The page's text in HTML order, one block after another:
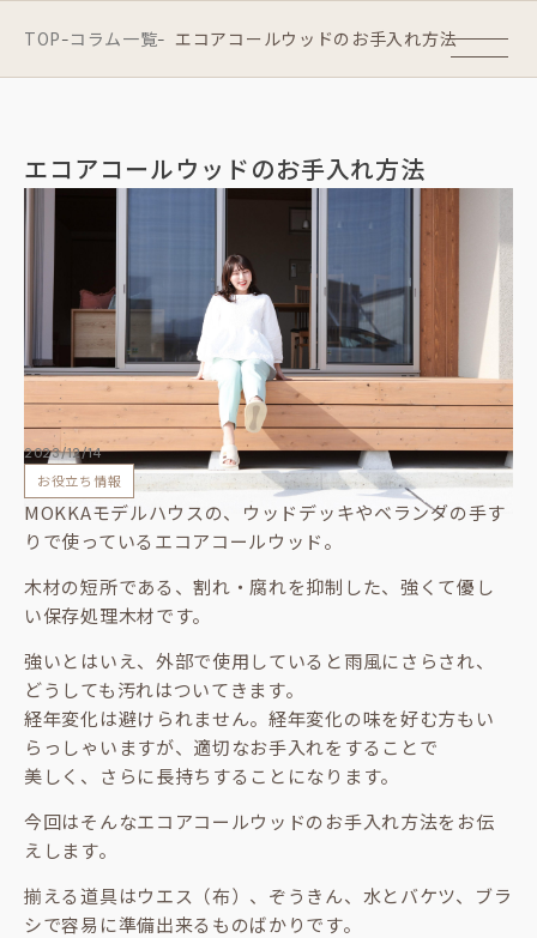
TOP-コラム一覧- エコアコールウッドのお手入れ方法
エコアコールウッドのお手入れ方法
2023/12/14
お役立ち情報
MOKKAモデルハウスの、ウッドデッキやベランダの手す
りで使っているエコアコールウッド。
木材の短所である、割れ・腐れを抑制した、強くて優し
い保存処理木材です。
強いとはいえ、外部で使用していると雨風にさらされ、
どうしても汚れはついてきます。
経年変化は避けられません。経年変化の味を好む方もい
らっしゃいますが、適切なお手入れをすることで
美しく、さらに長持ちすることになります。
今回はそんなエコアコールウッドのお手入れ方法をお伝
えします。
揃える道具はウエス（布）、ぞうきん、水とバケツ、ブラ
シで容易に準備出来るものばかりです。